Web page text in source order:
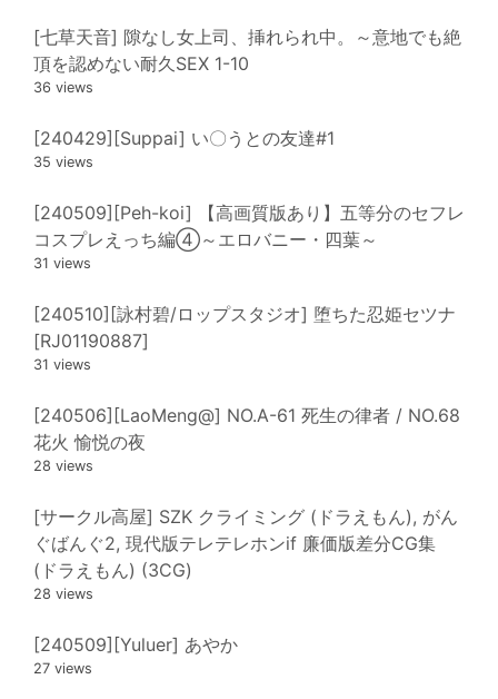
[七草天音] 隙なし女上司、挿れられ中。～意地でも絶
頂を認めない耐久SEX 1-10
36 views
[240429][Suppai] い〇うとの友達#1
35 views
[240509][Peh-koi] 【高画質版あり】五等分のセフレ
コスプレえっち編④～エロバニー・四葉～
31 views
[240510][詠村碧/ロップスタジオ] 堕ちた忍姫セツナ
[RJ01190887]
31 views
[240506][LaoMeng@] NO.A-61 死生の律者 / NO.68
花火 愉悦の夜
28 views
[サークル高屋] SZK クライミング (ドラえもん), がん
ぐばんぐ2, 現代版テレテレホンif 廉価版差分CG集
(ドラえもん) (3CG)
28 views
[240509][Yuluer] あやか
27 views